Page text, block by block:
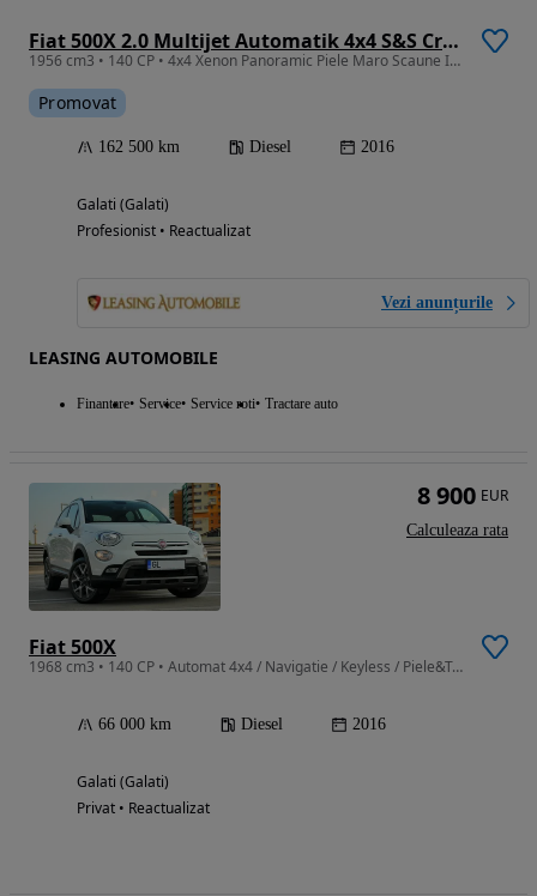
Fiat 500X 2.0 Multijet Automatik 4x4 S&S Cross Plus
1956 cm3 • 140 CP • 4x4 Xenon Panoramic Piele Maro Scaune Incalzite Volan Incalzit Revizie
Promovat
162 500 km Diesel 2016
Galati (Galati)
Profesionist • Reactualizat
Vezi anunțurile
LEASING AUTOMOBILE
Finantare Service Service roti Tractare auto
Fiat 500X
1968 cm3 • 140 CP • Automat 4x4 / Navigatie / Keyless / Piele&Textil
66 000 km Diesel 2016
Galati (Galati)
Privat • Reactualizat
8 900 EUR
Calculeaza rata